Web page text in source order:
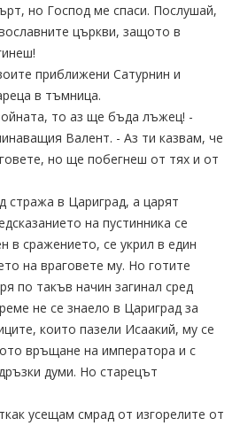
но Господ ме спаси. Послушай,
църкви, защото в
приближени Сатурнин и
в тъмница.
то аз ще бъда лъжец! -
Валент. - Аз ти казвам, че
но ще побегнеш от тях и от
стража в Цариград, а царят
на пустинника се
в сражението, се укрил в един
на враговете му. Но готите
по такъв начин загинал сред
не се знаело в Цариград за
които пазели Исаакий, му се
връщане на императора и с
думи. Но старецът
усещам смрад от изгорелите от